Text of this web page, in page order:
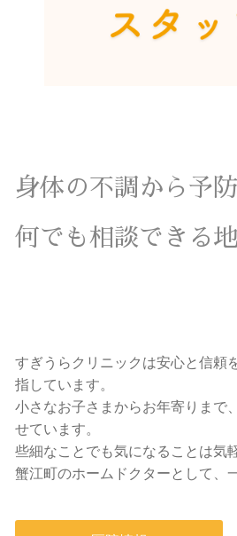
身体の不調から予
何でも相談できる
すぎうらクリニックは安心と信頼
指しています。
小さなお子さまからお年寄りまで
せています。
些細なことでも気になることは気
蟹江町のホームドクターとして、